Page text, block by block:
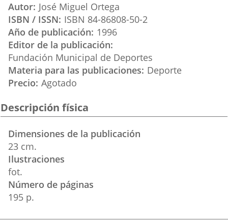
externa.externa.
Autor José Miguel Ortega
ISBN / ISSN ISBN 84-86808-50-2
Año de publicación 1996
Editor de la publicación
Fundación Municipal de Deportes
Materia para las publicaciones Deporte
Precio Agotado
Descripción física
Dimensiones de la publicación
23 cm.
Ilustraciones
fot.
Número de páginas
195 p.